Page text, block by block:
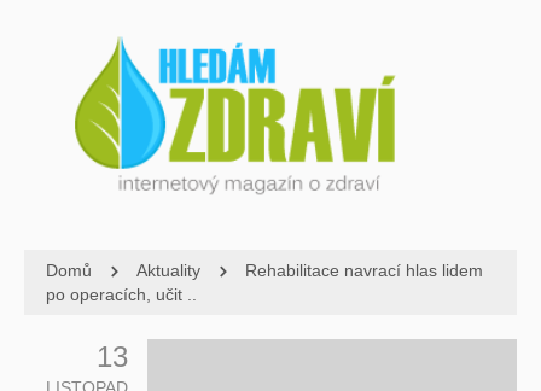
Domů Aktuality
Rehabilitace navrací hlas lidem
po operacích, učit ..
13
LISTOPAD